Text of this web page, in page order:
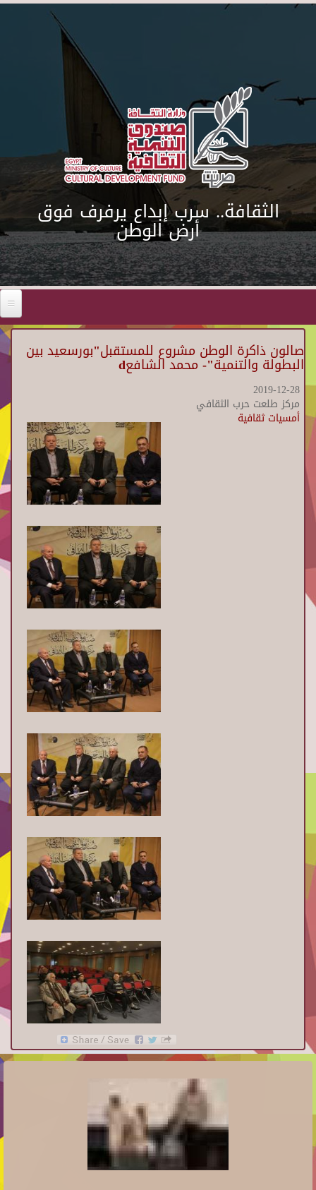
Skip to main content
الثقافة.. سرب إبداع يرفرف فوق
أرض الوطن
صالون ذاكرة الوطن مشروع للمستقبل"بورسعيد بين
البطولة والتنمية"- محمد الشافعd
2019-12-28
مركز طلعت حرب الثقافي
أمسيات ثقافية